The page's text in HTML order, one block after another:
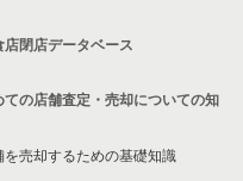
店閉店データベース
ての店舗査定・売却についての知
を売却するための基礎知識